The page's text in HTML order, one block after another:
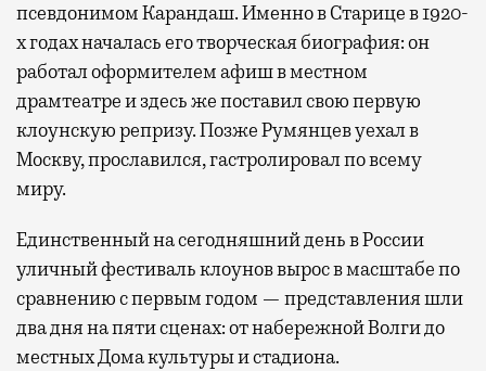
псевдонимом Карандаш. Именно в Старице в 1920-
х годах началась его творческая биография: он
работал оформителем афиш в местном
драмтеатре и здесь же поставил свою первую
клоунскую репризу. Позже Румянцев уехал в
Москву, прославился, гастролировал по всему
миру.
Единственный на сегодняшний день в России
уличный фестиваль клоунов вырос в масштабе по
сравнению с первым годом — представления шли
два дня на пяти сценах: от набережной Волги до
местных Дома культуры и стадиона.